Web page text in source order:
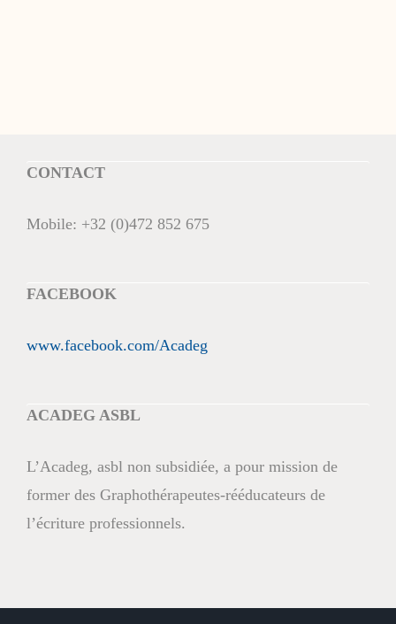
CONTACT
Mobile: +32 (0)472 852 675
FACEBOOK
www.facebook.com/Acadeg
ACADEG ASBL
L’Acadeg, asbl non subsidiée, a pour mission de
former des Graphothérapeutes-rééducateurs de
l’écriture professionnels.